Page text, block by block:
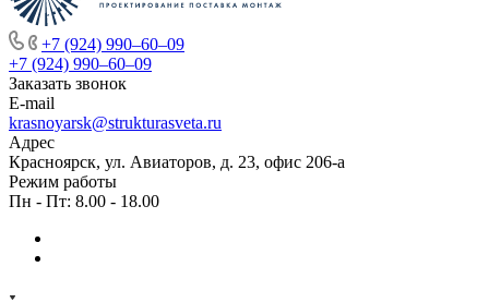
+7 (924) 990‒60‒09
+7 (924) 990‒60‒09
Заказать звонок
E-mail
krasnoyarsk@strukturasveta.ru
Адрес
Красноярск, ул. Авиаторов, д. 23, офис 206-а
Режим работы
Пн - Пт: 8.00 - 18.00